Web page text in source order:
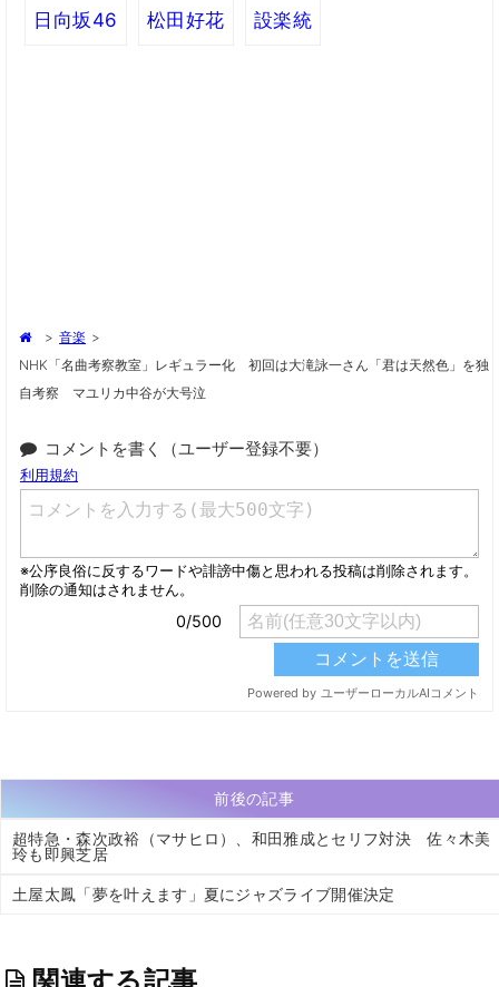
日向坂46 松田好花 設楽統
> 音楽 >
NHK「名曲考察教室」レギュラー化 初回は大滝詠一さん「君は天然色」を独
自考察 マユリカ中谷が大号泣
コメントを書く（ユーザー登録不要）
前後の記事
超特急・森次政裕（マサヒロ）、和田雅成とセリフ対決 佐々木美
玲も即興芝居
土屋太鳳「夢を叶えます」夏にジャズライブ開催決定